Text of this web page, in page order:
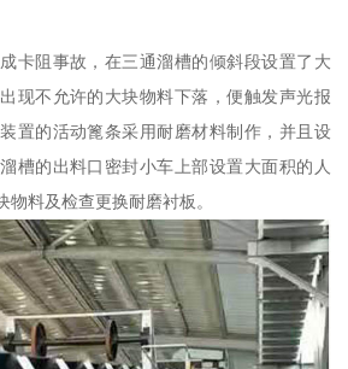
卡阻事故，在三通溜槽的倾斜段设置了大
现不允许的大块物料下落，便触发声光报
置的活动篦条采用耐磨材料制作，并且设
槽的出料口密封小车上部设置大面积的人
料及检查更换耐磨衬板。